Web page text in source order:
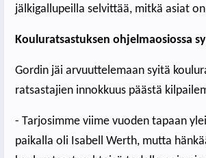
jälkigallupeilla selvittää, mitkä asiat
Kouluratsastuksen ohjelmaosiossa
Gordin jäi arvuuttelemaan syitä
ratsastajien innokkuus päästä
- Tarjosimme viime vuoden tapaan
paikalla oli Isabell Werth, mutta